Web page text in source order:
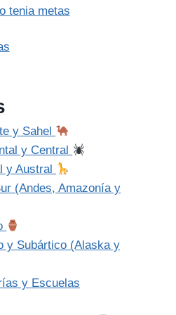
tenia metas
y Sahel
y Central
y Austral
(Andes, Amazonía y
y Subártico (Alaska y
y Escuelas